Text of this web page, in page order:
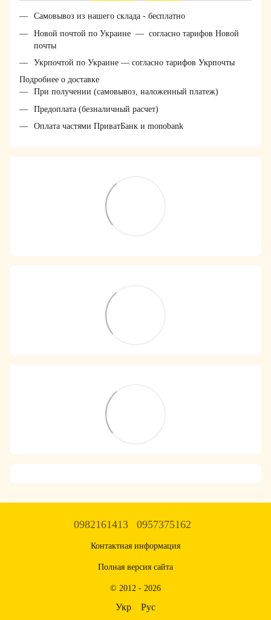
Самовывоз из нашего склада - бесплатно
Новой почтой по Украине — согласно тарифов Новой
почты
Укрпочтой по Украине — согласно тарифов Укрпочты
Подробнее о доставке
При получении (самовывоз, наложенный платеж)
Предоплата (безналичный расчет)
Оплата частями ПриватБанк и monobank
0982161413 0957375162
Контактная информация
Полная версия сайта
© 2012 - 2026
Укр Рус